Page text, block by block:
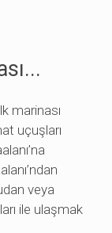
marinası
uçuşları
veya
ile ulaşmak